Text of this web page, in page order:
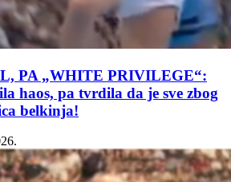
PA „WHITE PRIVILEGE“:
haos, pa tvrdila da je sve zbog
belkinja!